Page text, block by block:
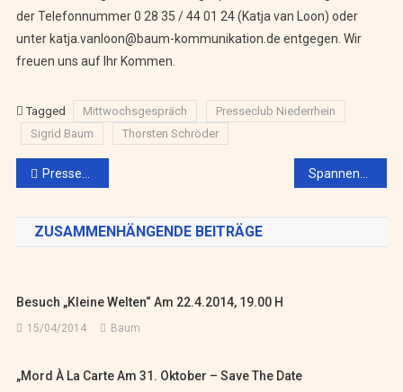
der Telefonnummer 0 28 35 / 44 01 24 (Katja van Loon) oder
unter katja.vanloon@baum-kommunikation.de entgegen. Wir
freuen uns auf Ihr Kommen.
Tagged Mittwochsgespräch
Presseclub Niederrhein
Sigrid Baum
Thorsten Schröder
Beitragsnavigation
Presseclub Niederrhein mit neuem Vorstand
ZUSAMMENHÄNGENDE BEITRÄGE
Besuch „Kleine Welten“ Am 22.4.2014, 19.00 H
15/04/2014 Baum
„Mord À La Carte Am 31. Oktober – Save The Date